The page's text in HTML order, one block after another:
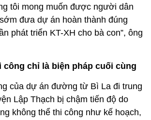
tôi mong muốn được người dân
đưa dự án hoàn thành đúng
phát triển KT-XH cho bà con”, ông
chỉ là biện pháp cuối cùng
của dự án đường từ Bì La đi trung
Lập Thạch bị chậm tiến độ do
không thể thi công như kế hoạch,